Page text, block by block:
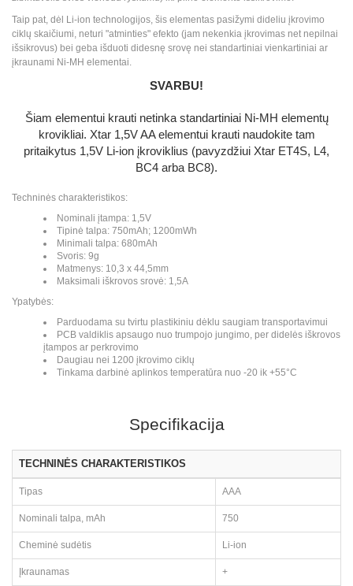
Taip pat, dėl Li-ion technologijos, šis elementas pasižymi dideliu įkrovimo
ciklų skaičiumi, neturi "atminties" efekto (jam nekenkia įkrovimas net nepilnai
išsikrovus) bei geba išduoti didesnę srovę nei standartiniai vienkartiniai ar
įkraunami Ni-MH elementai.
SVARBU!
Šiam elementui krauti netinka standartiniai Ni-MH elementų
krovikliai. Xtar 1,5V AA elementui krauti naudokite tam
pritaikytus 1,5V Li-ion įkroviklius (pavyzdžiui Xtar ET4S, L4,
BC4 arba BC8).
Techninės charakteristikos:
Nominali įtampa: 1,5V
Tipinė talpa: 750mAh; 1200mWh
Minimali talpa: 680mAh
Svoris: 9g
Matmenys: 10,3 x 44,5mm
Maksimali iškrovos srovė: 1,5A
Ypatybės:
Parduodama su tvirtu plastikiniu dėklu saugiam transportavimui
PCB valdiklis apsaugo nuo trumpojo jungimo, per didelės iškrovos
įtampos ar perkrovimo
Daugiau nei 1200 įkrovimo ciklų
Tinkama darbinė aplinkos temperatūra nuo -20 ik +55°C
Specifikacija
TECHNINĖS CHARAKTERISTIKOS
Tipas AAA
Nominali talpa, mAh 750
Cheminė sudėtis Li-ion
Įkraunamas +